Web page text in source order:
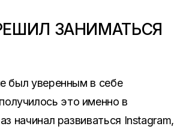
ЗАНИМАТЬСЯ
был уверенным в себе
это именно в
начинал развиваться Instagram,